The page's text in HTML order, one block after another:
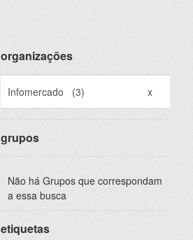
organizações
Infomercado (3) x
grupos
Não há Grupos que correspondam
a essa busca
etiquetas